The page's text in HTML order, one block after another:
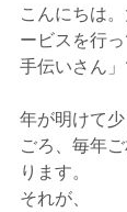
こんにちは
ービスを行
手伝いさん」
年が明けて
ごろ、毎年
ります。
それが、